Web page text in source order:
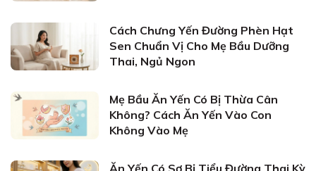
Cách Chưng Yến Đường Phèn Hạt
Sen Chuẩn Vị Cho Mẹ Bầu Dưỡng
Thai, Ngủ Ngon
Mẹ Bầu Ăn Yến Có Bị Thừa Cân
Không? Cách Ăn Yến Vào Con
Không Vào Mẹ